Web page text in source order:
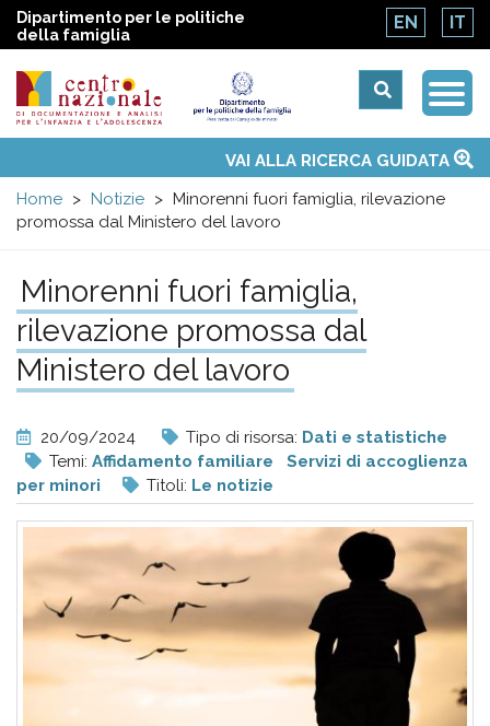
Dipartimento per le politiche
della famiglia
EN IT
Centro
nazionale
di
Documentazione
e
analisi
pr
l'infanzia
e
l'adolescenza
menu
Temi
Attività
Convenzione ONUVAI ALLA RICERCA GUIDATA
Home
Notizie
Minorenni fuori famiglia, rilevazione
promossa dal Ministero del lavoro
Minorenni fuori famiglia,
rilevazione promossa dal
Ministero del lavoro
20/09/2024 Tipo di risorsa: Dati e statistiche
Temi: Affidamento familiare
Servizi di accoglienza
per minori
Titoli: Le notizie